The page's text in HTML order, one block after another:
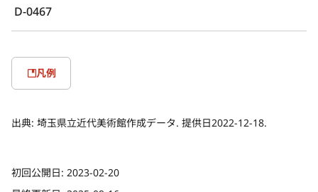
D-0467
凡例
出典: 埼玉県立近代美術館作成データ. 提供日2022-12-18.
初回公開日: 2023-02-20